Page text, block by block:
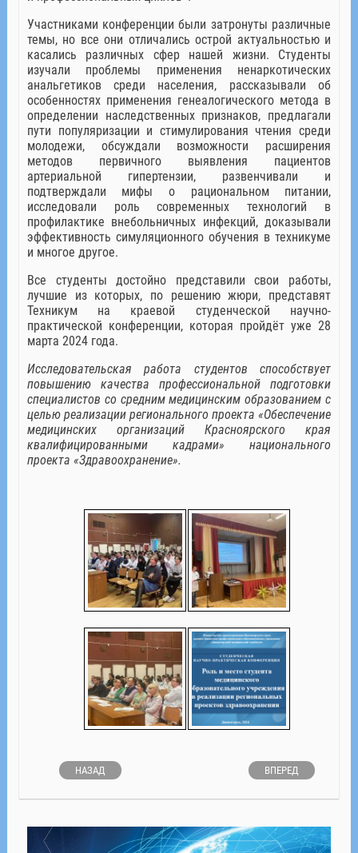
Участниками конференции были затронуты различные
темы, но все они отличались острой актуальностью и
касались различных сфер нашей жизни. Студенты
изучали проблемы применения ненаркотических
анальгетиков среди населения, рассказывали об
особенностях применения генеалогического метода в
определении наследственных признаков, предлагали
пути популяризации и стимулирования чтения среди
молодежи, обсуждали возможности расширения
методов первичного выявления пациентов
артериальной гипертензии, развенчивали и
подтверждали мифы о рациональном питании,
исследовали роль современных технологий в
профилактике внебольничных инфекций, доказывали
эффективность симуляционного обучения в техникуме
и многое другое.
Все студенты достойно представили свои работы,
лучшие из которых, по решению жюри, представят
Техникум на краевой студенческой научно-
практической конференции, которая пройдёт уже 28
марта 2024 года.
Исследовательская работа студентов способствует
повышению качества профессиональной подготовки
специалистов со средним медицинским образованием с
целью реализации регионального проекта «Обеспечение
медицинских организаций Красноярского края
квалифицированными кадрами» национального
проекта «Здравоохранение».
НАЗАД ВПЕРЕД